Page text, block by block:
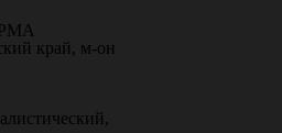
край, м-он